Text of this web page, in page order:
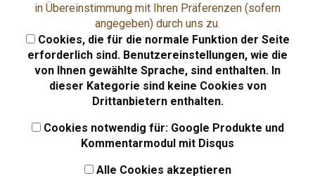
in Übereinstimmung mit Ihren Präferenzen (sofern
angegeben) durch uns zu.
Cookies, die für die normale Funktion der Seite
erforderlich sind. Benutzereinstellungen, wie die
von Ihnen gewählte Sprache, sind enthalten. In
dieser Kategorie sind keine Cookies von
Drittanbietern enthalten.
Cookies notwendig für: Google Produkte und
Kommentarmodul mit Disqus
Alle Cookies akzeptieren